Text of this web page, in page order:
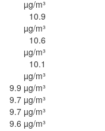
µg/m³
10.9
µg/m³
10.6
µg/m³
10.1
µg/m³
9.9 µg/m³
9.7 µg/m³
9.7 µg/m³
9.6 µg/m³